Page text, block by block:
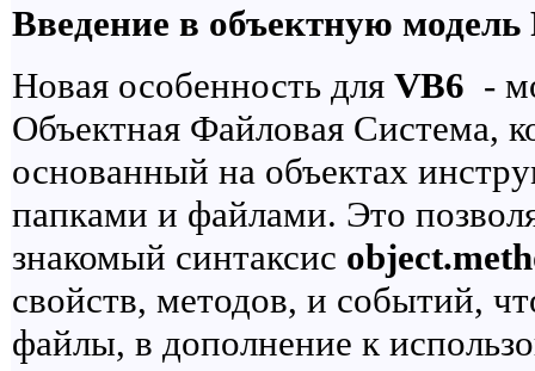
Введение в объектную модель
Новая особенность для VB6 -
Объектная Файловая Система,
основанный на объектах
папками и файлами. Это
знакомый синтаксис
свойств, методов, и событий,
файлы, в дополнение к